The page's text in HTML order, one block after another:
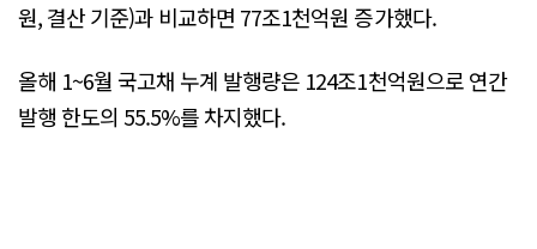
원, 결산 기준)과 비교하면 77조1천억원 증가했다.
올해 1~6월 국고채 누계 발행량은 124조1천억원으로 연간
발행 한도의 55.5%를 차지했다.